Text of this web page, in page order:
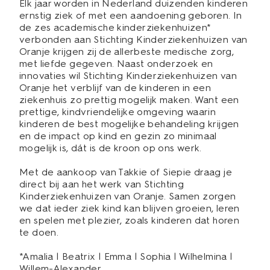
Elk jaar worden in Nederland duizenden kinderen
ernstig ziek of met een aandoening geboren. In
de zes academische kinderziekenhuizen*
verbonden aan Stichting Kinderziekenhuizen van
Oranje krijgen zij de allerbeste medische zorg,
met liefde gegeven. Naast onderzoek en
innovaties wil Stichting Kinderziekenhuizen van
Oranje het verblijf van de kinderen in een
ziekenhuis zo prettig mogelijk maken. Want een
prettige, kindvriendelijke omgeving waarin
kinderen de best mogelijke behandeling krijgen
en de impact op kind en gezin zo minimaal
mogelijk is, dát is de kroon op ons werk.
Met de aankoop van Takkie of Siepie draag je
direct bij aan het werk van Stichting
Kinderziekenhuizen van Oranje. Samen zorgen
we dat ieder ziek kind kan blijven groeien, leren
en spelen met plezier, zoals kinderen dat horen
te doen.
*Amalia | Beatrix | Emma | Sophia | Wilhelmina |